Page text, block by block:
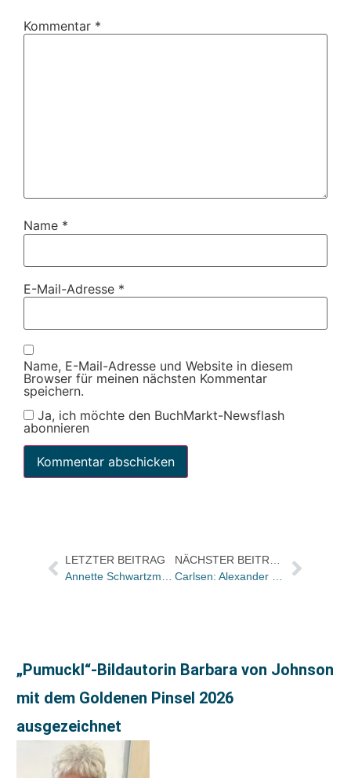
Kommentar *
Name *
E-Mail-Adresse *
Name, E-Mail-Adresse und Website in diesem
Browser für meinen nächsten Kommentar
speichern.
Ja, ich möchte den BuchMarkt-Newsflash
abonnieren
LETZTER BEITRAG
Annette Schwartzmanns übernimmt Vertriebs- und Marketingleitung bei Tessloff
NÄCHSTER BEITRAG
Carlsen: Alexander Koeppl übernimmt kaufmännische Leitung
„Pumuckl“-Bildautorin Barbara von Johnson
mit dem Goldenen Pinsel 2026
ausgezeichnet